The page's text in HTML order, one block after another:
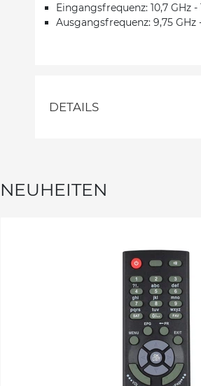
Eingangsfrequenz: 10,7 GHz -
Ausgangsfrequenz: 9,75 GHz
DETAILS
NEUHEITEN